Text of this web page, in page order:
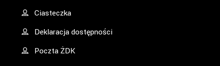
Ciasteczka
Deklaracja dostępności
Poczta ŻDK